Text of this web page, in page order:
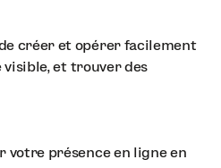
créer et opérer facilement
et trouver des
votre présence en ligne en